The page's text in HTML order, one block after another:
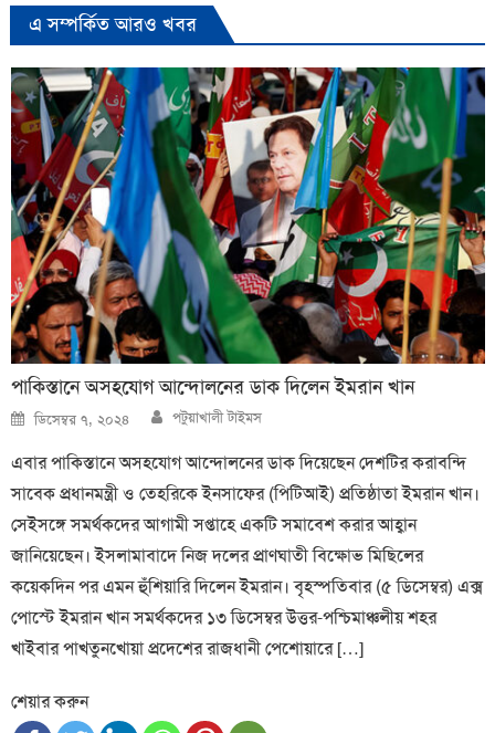
এ সম্পর্কিত আরও খবর
পাকিস্তানে অসহযোগ আন্দোলনের ডাক দিলেন ইমরান খান
Posted
on
ডিসেম্বর ৭, ২০২৪ Author
পটুয়াখালী টাইমস
এবার পাকিস্তানে অসহযোগ আন্দোলনের ডাক দিয়েছেন দেশটির করাবন্দি
সাবেক প্রধানমন্ত্রী ও তেহরিকে ইনসাফের (পিটিআই) প্রতিষ্ঠাতা ইমরান খান।
সেইসঙ্গে সমর্থকদের আগামী সপ্তাহে একটি সমাবেশ করার আহ্বান
জানিয়েছেন। ইসলামাবাদে নিজ দলের প্রাণঘাতী বিক্ষোভ মিছিলের
কয়েকদিন পর এমন হুঁশিয়ারি দিলেন ইমরান। বৃহস্পতিবার (৫ ডিসেম্বর) এক্স
পোস্টে ইমরান খান সমর্থকদের ১৩ ডিসেম্বর উত্তর-পশ্চিমাঞ্চলীয় শহর
খাইবার পাখতুনখোয়া প্রদেশের রাজধানী পেশোয়ারে […]
শেয়ার করুন